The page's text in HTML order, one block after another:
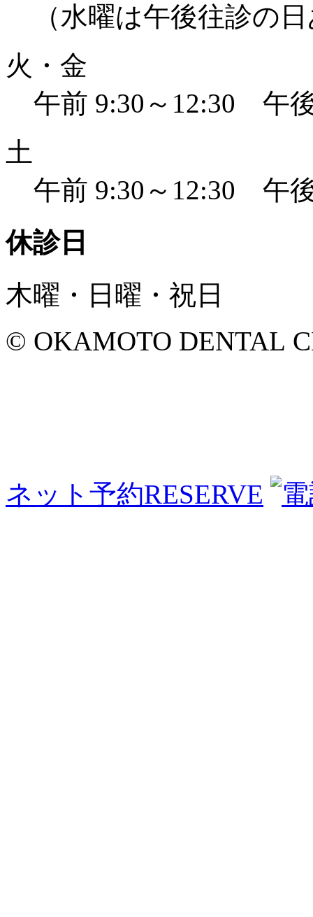
（水曜は午後往診の
火・金
午前 9:30～12:30 午
土
午前 9:30～12:30 午
休診日
木曜・日曜・祝日
© OKAMOTO DENTAL
ネット予約RESERVE